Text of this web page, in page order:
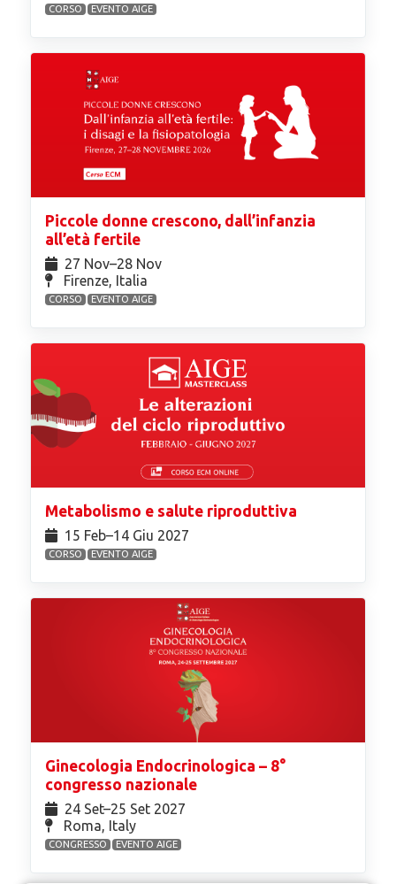
CORSO EVENTO AIGE
Piccole donne crescono, dall’infanzia
all’età fertile
27 Nov⁠–28 Nov
Firenze, Italia
CORSO EVENTO AIGE
Metabolismo e salute riproduttiva
15 Feb⁠–14 Giu 2027
CORSO EVENTO AIGE
Ginecologia Endocrinologica – 8°
congresso nazionale
24 Set⁠–25 Set 2027
Roma, Italy
CONGRESSO EVENTO AIGE